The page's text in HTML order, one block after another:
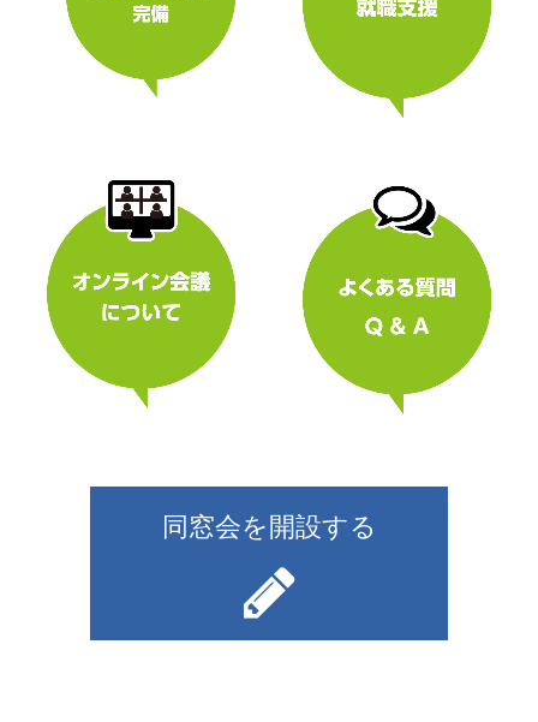
同窓会を開設する